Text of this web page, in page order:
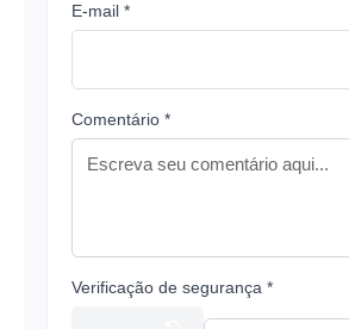
E-mail *
Comentário *
Verificação de segurança *